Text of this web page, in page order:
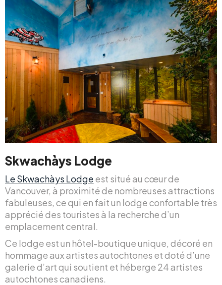
Skwachàys Lodge
Le Skwachàys Lodge est situé au cœur de
Vancouver, à proximité de nombreuses attractions
fabuleuses, ce qui en fait un lodge confortable très
apprécié des touristes à la recherche d’un
emplacement central.
Ce lodge est un hôtel-boutique unique, décoré en
hommage aux artistes autochtones et doté d’une
galerie d’art qui soutient et héberge 24 artistes
autochtones canadiens.